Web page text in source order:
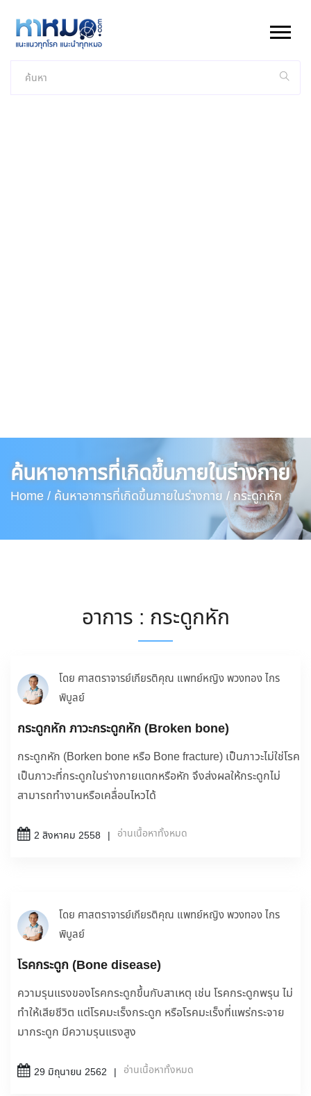
ค้นหาอาการที่เกิดขึ้นภายในร่างกาย
Home / ค้นหาอาการที่เกิดขึ้นภายในร่างกาย / กระดูกหัก
อาการ : กระดูกหัก
โดย ศาสตราจารย์เกียรติคุณ แพทย์หญิง พวงทอง ไกร
พิบูลย์
กระดูกหัก ภาวะกระดูกหัก (Broken bone)
กระดูกหัก (Borken bone หรือ Bone fracture) เป็นภาวะไม่ใช่โรค
เป็นภาวะที่กระดูกในร่างกายแตกหรือหัก จึงส่งผลให้กระดูกไม่
สามารถทำงานหรือเคลื่อนไหวได้
2 สิงหาคม 2558 อ่านเนื้อหาทั้งหมด
โดย ศาสตราจารย์เกียรติคุณ แพทย์หญิง พวงทอง ไกร
พิบูลย์
โรคกระดูก (Bone disease)
ความรุนแรงของโรคกระดูกขึ้นกับสาเหตุ เช่น โรคกระดูกพรุน ไม่
ทำให้เสียชีวิต แต่โรคมะเร็งกระดูก หรือโรคมะเร็งที่แพร่กระจาย
มากระดูก มีความรุนแรงสูง
29 มิถุนายน 2562 อ่านเนื้อหาทั้งหมด